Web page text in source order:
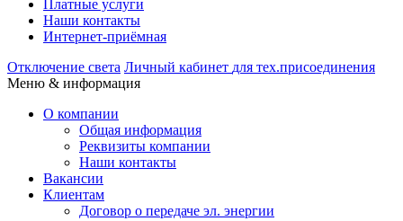
Платные услуги
Наши контакты
Интернет-приёмная
Отключение света Личный кабинет для тех.присоединения
Меню & информация
О компании
Общая информация
Реквизиты компании
Наши контакты
Вакансии
Клиентам
Договор о передаче эл. энергии